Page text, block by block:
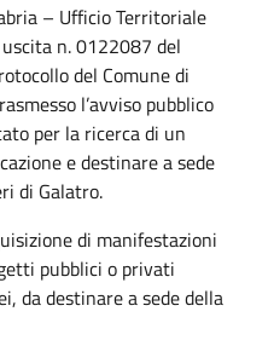
– Ufficio Territoriale
n. 0122087 del
del Comune di
l’avviso pubblico
per la ricerca di un
e destinare a sede
di Galatro.
di manifestazioni
pubblici o privati
da destinare a sede della